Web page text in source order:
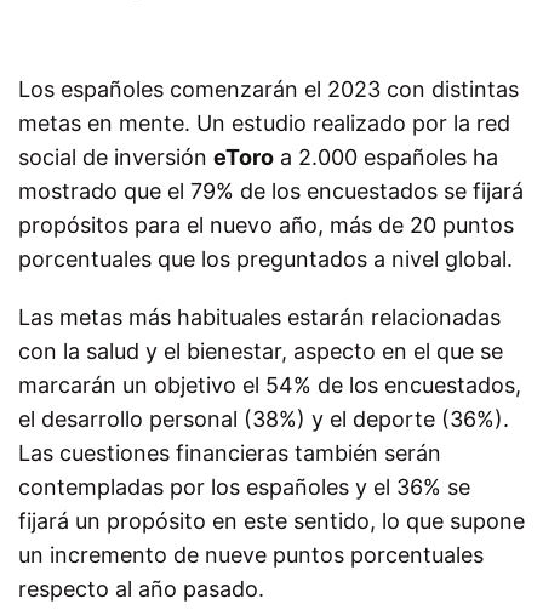
Los españoles comenzarán el 2023 con distintas
metas en mente. Un estudio realizado por la red
social de inversión eToro a 2.000 españoles ha
mostrado que el 79% de los encuestados se fijará
propósitos para el nuevo año, más de 20 puntos
porcentuales que los preguntados a nivel global.
Las metas más habituales estarán relacionadas
con la salud y el bienestar, aspecto en el que se
marcarán un objetivo el 54% de los encuestados,
el desarrollo personal (38%) y el deporte (36%).
Las cuestiones financieras también serán
contempladas por los españoles y el 36% se
fijará un propósito en este sentido, lo que supone
un incremento de nueve puntos porcentuales
respecto al año pasado.